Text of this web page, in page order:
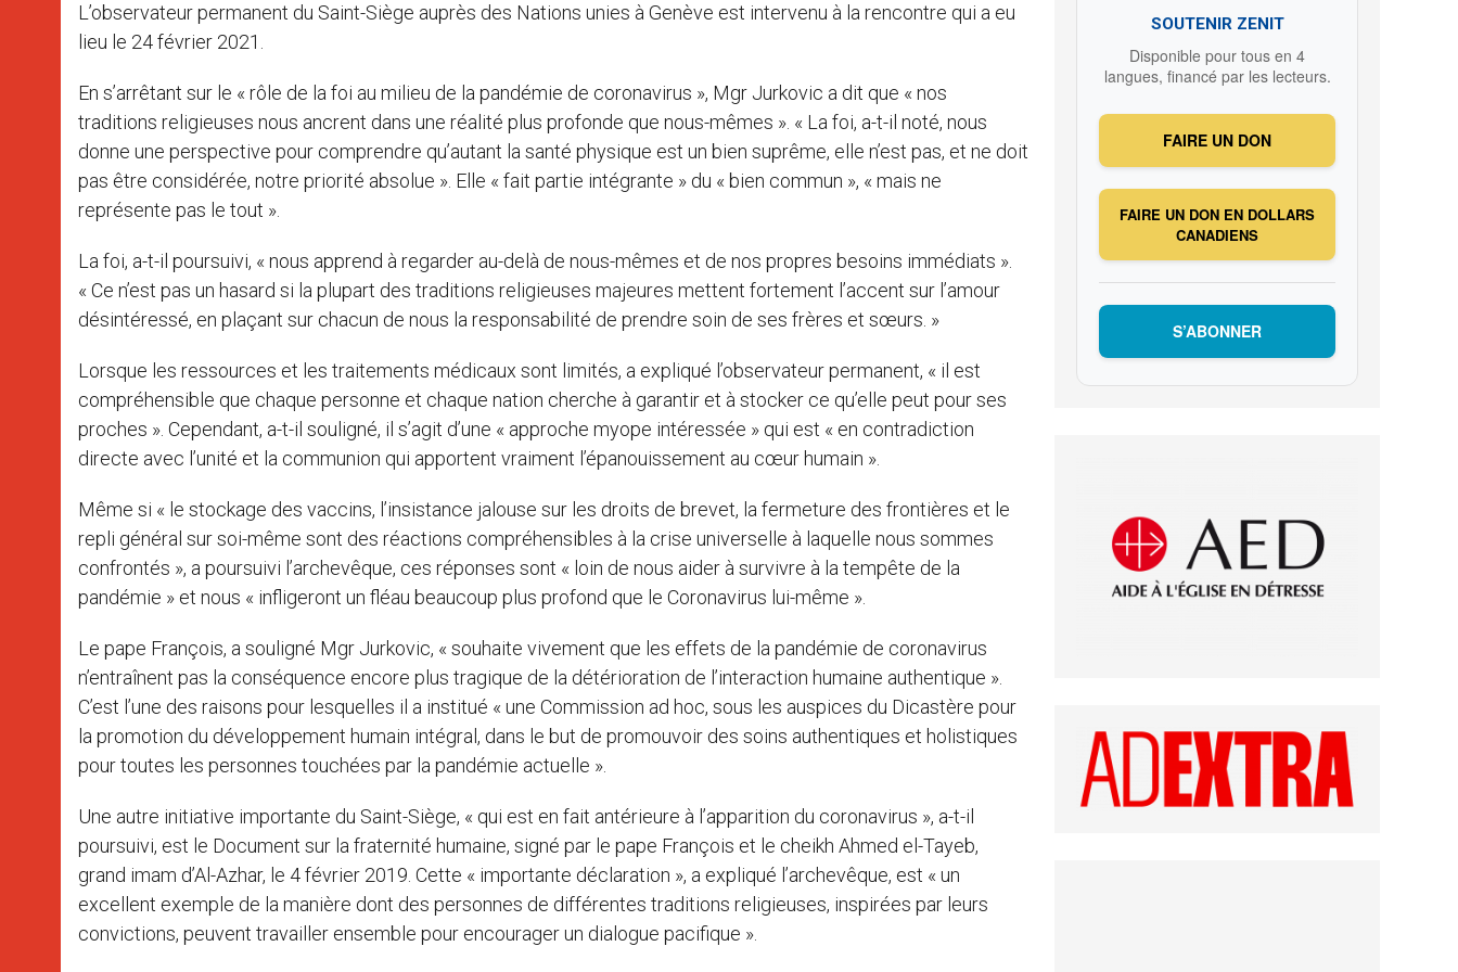
L’observateur permanent du Saint-Siège auprès des Nations unies à Genève est intervenu à la rencontre qui a eu
lieu le 24 février 2021.
En s’arrêtant sur le « rôle de la foi au milieu de la pandémie de coronavirus », Mgr Jurkovic a dit que « nos
traditions religieuses nous ancrent dans une réalité plus profonde que nous-mêmes ». « La foi, a-t-il noté, nous
donne une perspective pour comprendre qu’autant la santé physique est un bien suprême, elle n’est pas, et ne doit
pas être considérée, notre priorité absolue ». Elle « fait partie intégrante » du « bien commun », « mais ne
représente pas le tout ».
La foi, a-t-il poursuivi, « nous apprend à regarder au-delà de nous-mêmes et de nos propres besoins immédiats ».
« Ce n’est pas un hasard si la plupart des traditions religieuses majeures mettent fortement l’accent sur l’amour
désintéressé, en plaçant sur chacun de nous la responsabilité de prendre soin de ses frères et sœurs. »
Lorsque les ressources et les traitements médicaux sont limités, a expliqué l’observateur permanent, « il est
compréhensible que chaque personne et chaque nation cherche à garantir et à stocker ce qu’elle peut pour ses
proches ». Cependant, a-t-il souligné, il s’agit d’une « approche myope intéressée » qui est « en contradiction
directe avec l’unité et la communion qui apportent vraiment l’épanouissement au cœur humain ».
Même si « le stockage des vaccins, l’insistance jalouse sur les droits de brevet, la fermeture des frontières et le
repli général sur soi-même sont des réactions compréhensibles à la crise universelle à laquelle nous sommes
confrontés », a poursuivi l’archevêque, ces réponses sont « loin de nous aider à survivre à la tempête de la
pandémie » et nous « infligeront un fléau beaucoup plus profond que le Coronavirus lui-même ».
Le pape François, a souligné Mgr Jurkovic, « souhaite vivement que les effets de la pandémie de coronavirus
n’entraînent pas la conséquence encore plus tragique de la détérioration de l’interaction humaine authentique ».
C’est l’une des raisons pour lesquelles il a institué « une Commission ad hoc, sous les auspices du Dicastère pour
la promotion du développement humain intégral, dans le but de promouvoir des soins authentiques et holistiques
pour toutes les personnes touchées par la pandémie actuelle ».
Une autre initiative importante du Saint-Siège, « qui est en fait antérieure à l’apparition du coronavirus », a-t-il
poursuivi, est le Document sur la fraternité humaine, signé par le pape François et le cheikh Ahmed el-Tayeb,
grand imam d’Al-Azhar, le 4 février 2019. Cette « importante déclaration », a expliqué l’archevêque, est « un
excellent exemple de la manière dont des personnes de différentes traditions religieuses, inspirées par leurs
convictions, peuvent travailler ensemble pour encourager un dialogue pacifique ».
SOUTENIR ZENIT
Disponible pour tous en 4
langues, financé par les lecteurs.
FAIRE UN DON
FAIRE UN DON EN DOLLARS
CANADIENS
S’ABONNER